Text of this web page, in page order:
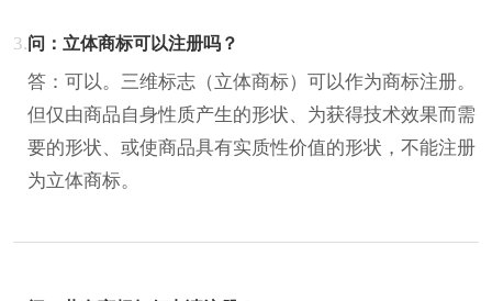
3.问：立体商标可以注册吗？
答：可以。三维标志（立体商标）可以作为商标注册。
但仅由商品自身性质产生的形状、为获得技术效果而需
要的形状、或使商品具有实质性价值的形状，不能注册
为立体商标。